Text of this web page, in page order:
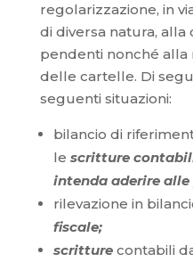
regolarizzazione, in
di diversa natura,
pendenti nonché alla
delle cartelle. Di
seguenti situazioni:
bilancio di
le scritture
intenda aderire alle
rilevazione in
fiscale;
scritturecontabili